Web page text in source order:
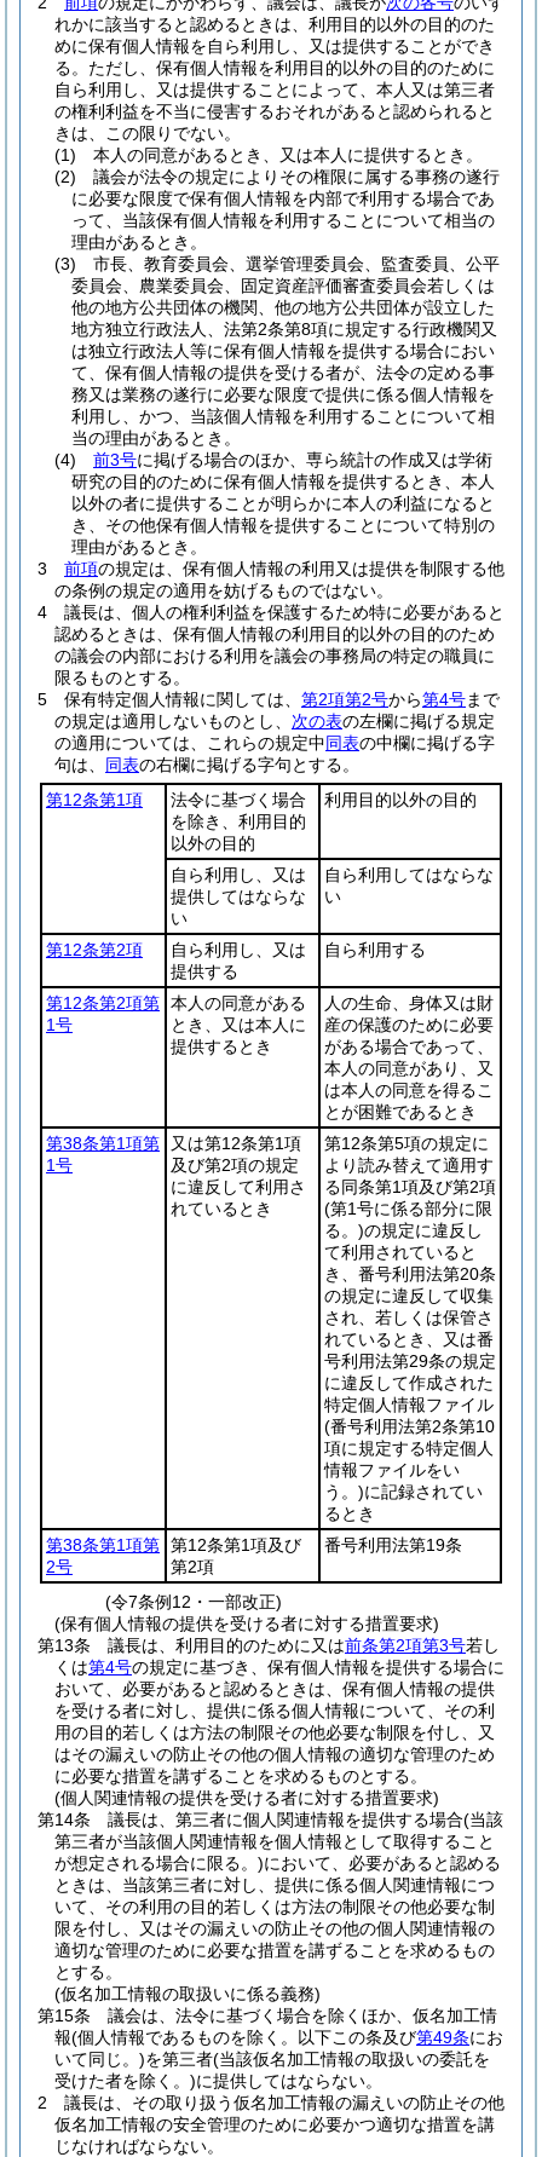
れかに該当すると認めるときは、利用目的以外の目的のた
めに保有個人情報を自ら利用し、又は提供することができ
る。 ただし、保有個人情報を利用目的以外の目的のために
自ら利用し、又は提供することによって、本人又は第三者
の権利利益を不当に侵害するおそれがあると認められると
きは、この限りでない。
(1)
本人の同意があるとき、又は本人に提供するとき。
(2)
議会が法令の規定によりその権限に属する事務の遂行
に必要な限度で保有個人情報を内部で利用する場合であ
って、当該保有個人情報を利用することについて相当の
理由があるとき。
(3)
市長、教育委員会、選挙管理委員会、監査委員、公平
委員会、農業委員会、固定資産評価審査委員会若しくは
他の地方公共団体の機関、他の地方公共団体が設立した
地方独立行政法人、法第2条第8項に規定する行政機関又
は独立行政法人等に保有個人情報を提供する場合におい
て、保有個人情報の提供を受ける者が、法令の定める事
務又は業務の遂行に必要な限度で提供に係る個人情報を
利用し、かつ、当該個人情報を利用することについて相
当の理由があるとき。
(4)
前3号に掲げる場合のほか、専ら統計の作成又は学術
研究の目的のために保有個人情報を提供するとき、本人
以外の者に提供することが明らかに本人の利益になると
き、その他保有個人情報を提供することについて特別の
理由があるとき。
3
前項の規定は、保有個人情報の利用又は提供を制限する他
の条例の規定の適用を妨げるものではない。
4
議長は、個人の権利利益を保護するため特に必要があると
認めるときは、保有個人情報の利用目的以外の目的のため
の議会の内部における利用を議会の事務局の特定の職員に
限るものとする。
5
保有特定個人情報に関しては、 第2項第2号から第4号まで
の規定は適用しないものとし、 次の表の左欄に掲げる規定
の適用については、これらの規定中同表の中欄に掲げる字
句は、 同表の右欄に掲げる字句とする。
第12条第1項
法令に基づく場合
を除き、利用目的
以外の目的
利用目的以外の目的
自ら利用し、又は
提供してはならな
い
自ら利用してはならな
い
第12条第2項
自ら利用し、又は
提供する
自ら利用する
第12条第2項第
1号
本人の同意がある
とき、又は本人に
提供するとき
人の生命、身体又は財
産の保護のために必要
がある場合であって、
本人の同意があり、又
は本人の同意を得るこ
とが困難であるとき
第38条第1項第
1号
又は第12条第1項
及び第2項の規定
に違反して利用さ
れているとき
第12条第5項の規定に
より読み替えて適用す
る同条第1項及び第2項
(第1号に係る部分に限
る。)の規定に違反し
て利用されていると
き、番号利用法第20条
の規定に違反して収集
され、若しくは保管さ
れているとき、又は番
号利用法第29条の規定
に違反して作成された
特定個人情報ファイル
(番号利用法第2条第10
項に規定する特定個人
情報ファイルをい
う。)に記録されてい
るとき
第38条第1項第
2号
第12条第1項及び
第2項
番号利用法第19条
(令7条例12・一部改正)
(保有個人情報の提供を受ける者に対する措置要求)
第13条
議長は、利用目的のために又は前条第2項第3号若し
くは第4号の規定に基づき、保有個人情報を提供する場合に
おいて、必要があると認めるときは、保有個人情報の提供
を受ける者に対し、提供に係る個人情報について、その利
用の目的若しくは方法の制限その他必要な制限を付し、又
はその漏えいの防止その他の個人情報の適切な管理のため
に必要な措置を講ずることを求めるものとする。
(個人関連情報の提供を受ける者に対する措置要求)
第14条
議長は、第三者に個人関連情報を提供する場合(当該
第三者が当該個人関連情報を個人情報として取得すること
が想定される場合に限る。)において、必要があると認める
ときは、当該第三者に対し、提供に係る個人関連情報につ
いて、その利用の目的若しくは方法の制限その他必要な制
限を付し、又はその漏えいの防止その他の個人関連情報の
適切な管理のために必要な措置を講ずることを求めるもの
とする。
(仮名加工情報の取扱いに係る義務)
第15条
議会は、法令に基づく場合を除くほか、仮名加工情
報(個人情報であるものを除く。以下この条及び第49条にお
いて同じ。)を第三者(当該仮名加工情報の取扱いの委託を
受けた者を除く。)に提供してはならない。
2
議長は、その取り扱う仮名加工情報の漏えいの防止その他
仮名加工情報の安全管理のために必要かつ適切な措置を講
じなければならない。